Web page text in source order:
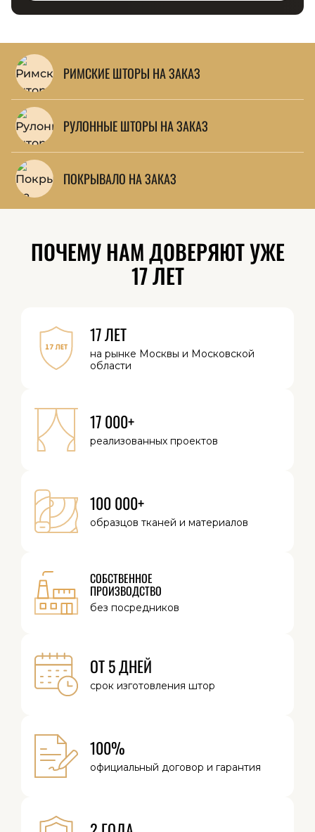
РИМСКИЕ ШТОРЫ НА ЗАКАЗ
РУЛОННЫЕ ШТОРЫ НА ЗАКАЗ
ПОКРЫВАЛО НА ЗАКАЗ
ПОЧЕМУ НАМ ДОВЕРЯЮТ УЖЕ
17 ЛЕТ
17 ЛЕТ
на рынке Москвы и Московской
области
17 000+
реализованных проектов
100 000+
образцов тканей и материалов
СОБСТВЕННОЕ
ПРОИЗВОДСТВО
без посредников
ОТ 5 ДНЕЙ
срок изготовления штор
100%
официальный договор и гарантия